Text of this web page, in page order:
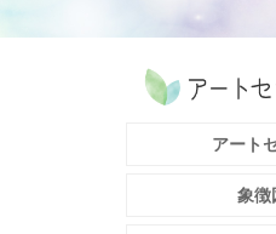
アート
象徴